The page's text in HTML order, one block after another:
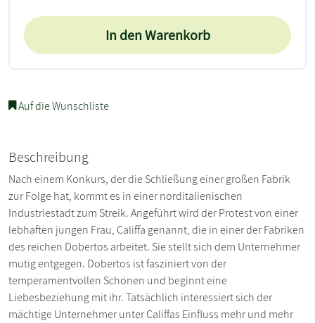
In den Warenkorb
Auf die Wunschliste
Beschreibung
Nach einem Konkurs, der die Schließung einer großen Fabrik
zur Folge hat, kommt es in einer norditalienischen
Industriestadt zum Streik. Angeführt wird der Protest von einer
lebhaften jungen Frau, Califfa genannt, die in einer der Fabriken
des reichen Dobertos arbeitet. Sie stellt sich dem Unternehmer
mutig entgegen. Dobertos ist fasziniert von der
temperamentvollen Schönen und beginnt eine
Liebesbeziehung mit ihr. Tatsächlich interessiert sich der
mächtige Unternehmer unter Califfas Einfluss mehr und mehr